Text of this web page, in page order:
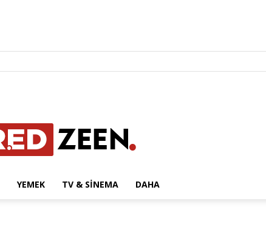
YEMEK TV & SINEMA DAHA